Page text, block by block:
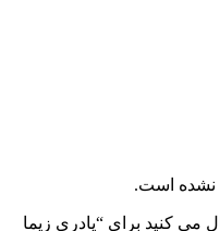
نشده است.
می کنید برای “پادری زیما